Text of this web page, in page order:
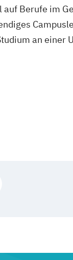
Berufe im
an